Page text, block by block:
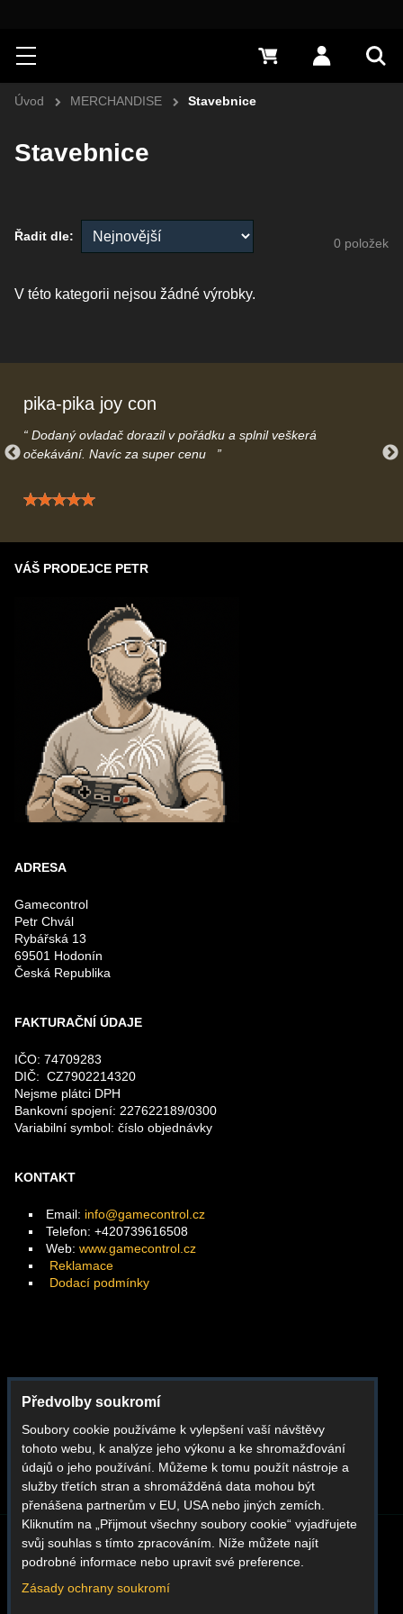
Hledat
Menu Přihlásit
0 Kč
Úvod MERCHANDISE Stavebnice
Stavebnice
Řadit dle: 0 položek
pika-pika joy con
Dodaný ovladač dorazil v pořádku a splnil veškerá
očekávání. Navíc za super cenu
Hodnocení: 5 / 5
VÁŠ PRODEJCE PETR
ADRESA
Gamecontrol
Petr Chvál
Rybářská 13
69501 Hodonín
Česká Republika
FAKTURAČNÍ ÚDAJE
IČO: 74709283
DIČ: CZ7902214320
Nejsme plátci DPH
Bankovní spojení: 227622189/0300
Variabilní symbol: číslo objednávky
KONTAKT
Email: info@gamecontrol.cz
Telefon: +420739616508
Web: www.gamecontrol.cz
Reklamace
Dodací podmínky
Facebook
Instagram
Youtube
Whatsapp
BLOG O NÁS KONTAKT
REKLAMACE
DODACÍ PODMÍNKY
OBCHODNÍ PODMÍNKY
Předvolby soukromí
Soubory cookie používáme k vylepšení vaší návštěvy
tohoto webu, k analýze jeho výkonu a ke shromažďování
údajů o jeho používání. Můžeme k tomu použít nástroje a
služby třetích stran a shromážděná data mohou být
přenášena partnerům v EU, USA nebo jiných zemích.
Kliknutím na „Přijmout všechny soubory cookie“ vyjadřujete
svůj souhlas s tímto zpracováním. Níže můžete najít
podrobné informace nebo upravit své preference.
Zásady ochrany soukromí